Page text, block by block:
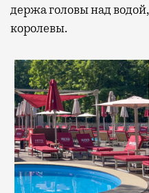
держа головы над
королевы.